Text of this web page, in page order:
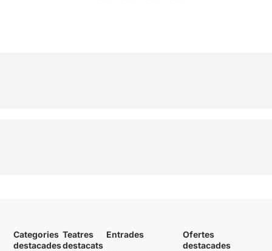
Categories
destacades
Teatres
destacats
Entrades
Ofertes
destacades